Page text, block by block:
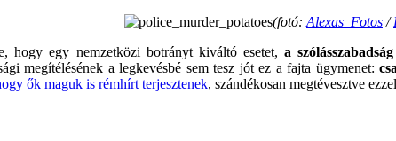
(fotó: Alexas_Fotos /
hogy egy nemzetközi botrányt kiváltó esetet,a
megítélésének a legkevésbé sem tesz jót ez a fajta ügymenet:
ők maguk is rémhírt terjesztenek, szándékosan megtévesztve